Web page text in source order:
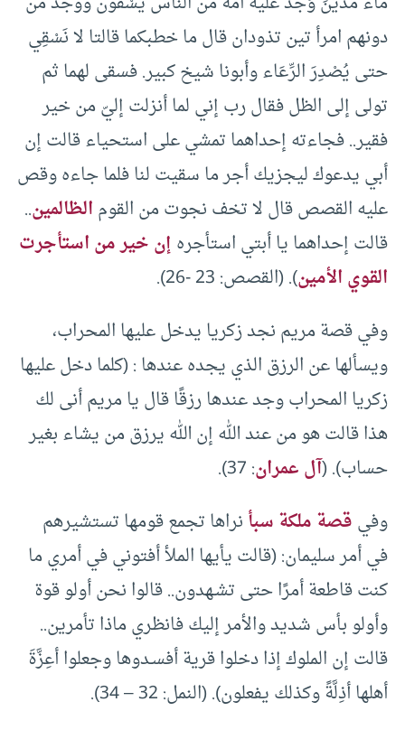
دونهم امرأ تين تذودان قال ما خطبكما قالتا لا نَسْقِي
حتى يُصْدِرَ الرِّعَاء وأبونا شيخ كبير. فسقى لهما ثم
تولى إلى الظل فقال رب إني لما أنزلت إليّ من خير
فقير.. فجاءته إحداهما تمشي على استحياء قالت إن
أبي يدعوك ليجزيك أجر ما سقيت لنا فلما جاءه وقص
عليه القصص قال لا تخف نجوت من القومالظالمين..
قالت إحداهما يا أبتي استأجرهإن خير من استأجرت
القوي الأمين). (القصص: 23 -26).
وفي قصة مريم نجد زكريا يدخل عليها المحراب،
ويسألها عن الرزق الذي يجده عندها : (كلما دخل عليها
زكريا المحراب وجد عندها رزقًا قال يا مريم أنى لك
هذا قالت هو من عند الله إن الله يرزق من يشاء بغير
حساب). (آل عمران: 37).
وفيقصة ملكة سبأنراها تجمع قومها تستشيرهم
في أمر سليمان: (قالت يأيها الملأ أفتوني في أمري ما
كنت قاطعة أمرًا حتى تشـهدون.. قالوا نحن أولو قوة
وأولو بأس شديد والأمر إليك فانظري ماذا تأمرين..
قالت إن الملوك إذا دخلوا قرية أفسـدوها وجعلوا أعِزَّةَ
أهلها أذِلَّةً وكذلك يفعلون). (النمل: 32 – 34).